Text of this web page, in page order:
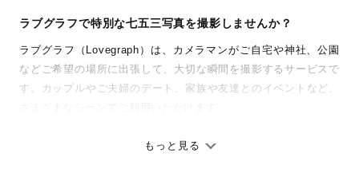
ラブグラフで特別な七五三写真を撮影しませんか？
ラブグラフ（Lovegraph）は、カメラマンがご自宅や神社、公園
などご希望の場所に出張して、大切な瞬間を撮影するサービスで
す。カップルやご夫婦のデート、家族や友達とのイベントなど、
ありのままの空気感を大切に、何十年経っても見返したくなるよ
もっと見る